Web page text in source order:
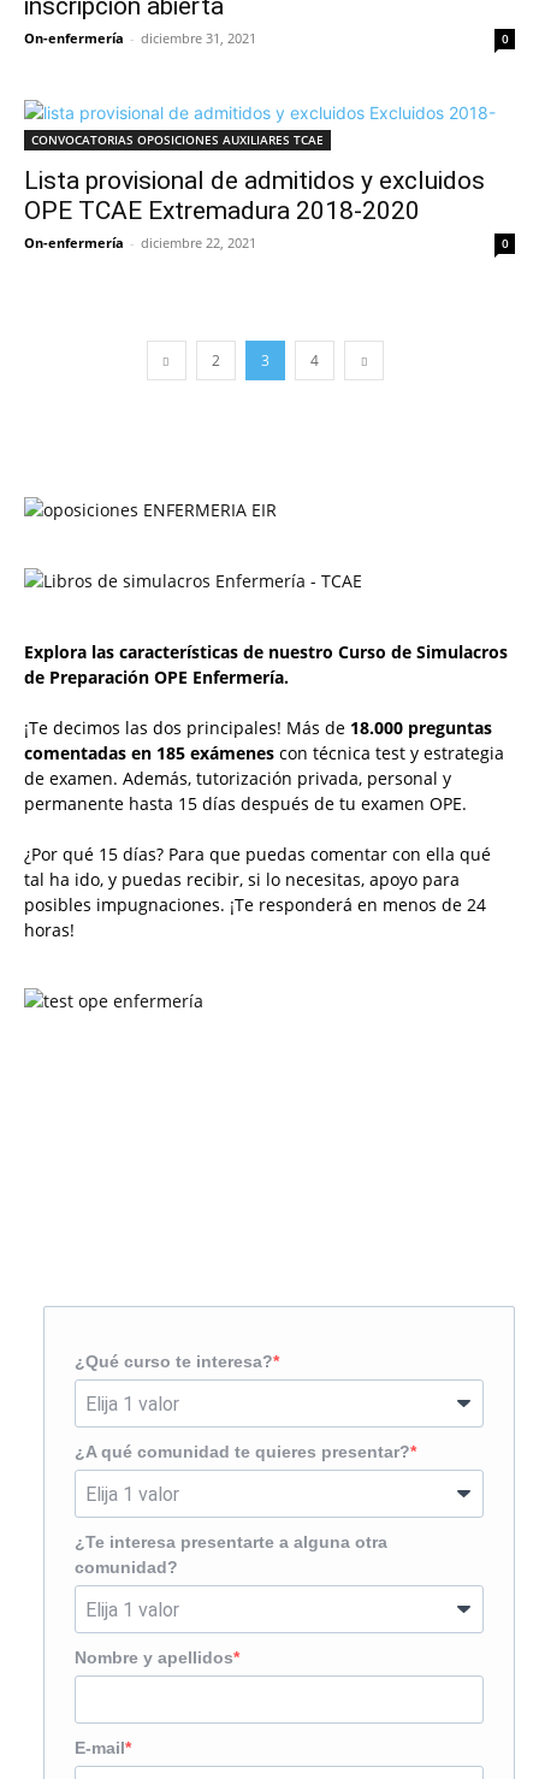
inscripción abierta
On-enfermería - diciembre 31, 2021 0
CONVOCATORIAS OPOSICIONES AUXILIARES TCAE
Lista provisional de admitidos y excluidos
OPE TCAE Extremadura 2018-2020
On-enfermería - diciembre 22, 2021 0
2 3 4
Explora las características de nuestro Curso de Simulacros
de Preparación OPE Enfermería.
¡Te decimos las dos principales! Más de 18.000 preguntas
comentadas en 185 exámenes con técnica test y estrategia
de examen. Además, tutorización privada, personal y
permanente hasta 15 días después de tu examen OPE.
¿Por qué 15 días? Para que puedas comentar con ella qué
tal ha ido, y puedas recibir, si lo necesitas, apoyo para
posibles impugnaciones. ¡Te responderá en menos de 24
horas!
¿Qué curso te interesa?
¿A qué comunidad te quieres presentar?
¿Te interesa presentarte a alguna otra
comunidad?
Nombre y apellidos
E-mail